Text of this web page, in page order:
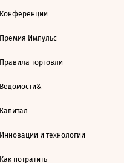
Конференции
Премия Импульс
Правила торговли
Ведомости&
Капитал
Инновации и технологии
Как потратить